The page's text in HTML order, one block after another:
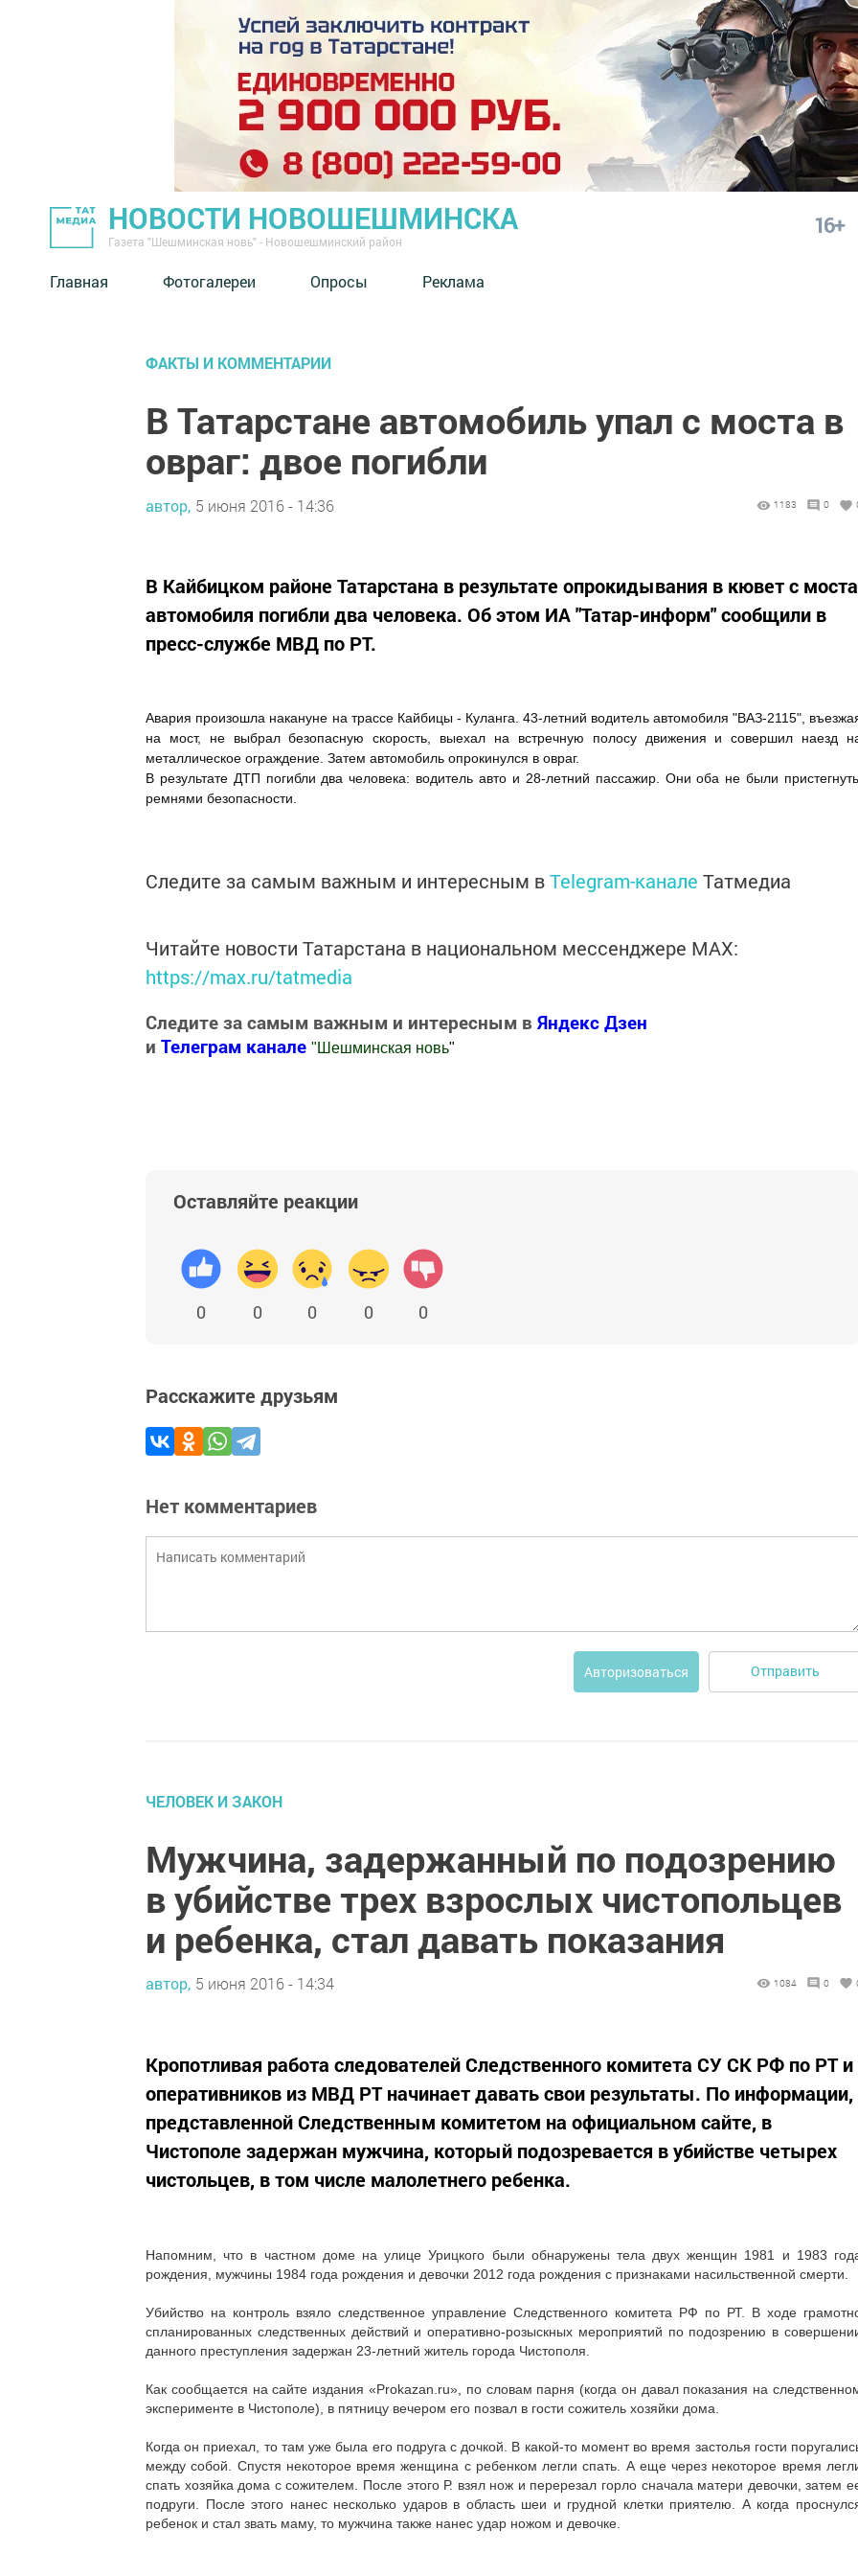
НОВОСТИ НОВОШЕШМИНСКА
Газета "Шешминская новь" - Новошешминский район
16+
Главная Фотогалереи Опросы Реклама
ФАКТЫ И КОММЕНТАРИИ
В Татарстане автомобиль упал с моста в
овраг: двое погибли
автор, 5 июня 2016 - 14:36 1183 0
В Кайбицком районе Татарстана в результате опрокидывания в кювет с моста
автомобиля погибли два человека. Об этом ИА "Татар-информ" сообщили в
пресс-службе МВД по РТ.
Авария произошла накануне на трассе Кайбицы - Куланга. 43-летний водитель автомобиля "ВАЗ-2115",
на мост, не выбрал безопасную скорость, выехал на встречную полосу движения и совершил наезд
металлическое ограждение. Затем автомобиль опрокинулся в овраг.
В результате ДТП погибли два человека: водитель авто и 28-летний пассажир. Они оба не были
ремнями безопасности.
Следите за самым важным и интересным вTelegram-канале Татмедиа
Читайте новости Татарстана в национальном мессенджере MАХ:
https://max.ru/tatmedia
Следите за самым важным и интересным в Яндекс Дзен
и Телеграм канале " Шешминская новь"
Оставляйте реакции
0 0 0 0 0
Расскажите друзьям
Нет комментариев
Авторизоваться Отправить
ЧЕЛОВЕК И ЗАКОН
Мужчина, задержанный по подозрению
в убийстве трех взрослых чистопольцев
и ребенка, стал давать показания
автор, 5 июня 2016 - 14:34 1084 0
Кропотливая работа следователей Следственного комитета СУ СК РФ по РТ и
оперативников из МВД РТ начинает давать свои результаты. По информации,
представленной Следственным комитетом на официальном сайте, в
Чистополе задержан мужчина, который подозревается в убийстве четырех
чистольцев, в том числе малолетнего ребенка.
Напомним, что в частном доме на улице Урицкого были обнаружены тела двух женщин 1981 и 1983
рождения, мужчины 1984 года рождения и девочки 2012 года рождения с признаками насильственной смерти.
Убийство на контроль взяло следственное управление Следственного комитета РФ по РТ. В ходе
спланированных следственных действий и оперативно-розыскных мероприятий по подозрению в
данного преступления задержан 23-летний житель города Чистополя.
Как сообщается на сайте издания «Prokazan.ru», по словам парня (когда он давал показания на
эксперименте в Чистополе), в пятницу вечером его позвал в гости сожитель хозяйки дома.
Когда он приехал, то там уже была его подруга с дочкой. В какой-то момент во время застолья гости
между собой. Спустя некоторое время женщина с ребенком легли спать. А еще через некоторое время
спать хозяйка дома с сожителем. После этого Р. взял нож и перерезал горло сначала матери девочки, затем
подруги. После этого нанес несколько ударов в область шеи и грудной клетки приятелю. А когда
ребенок и стал звать маму, то мужчина также нанес удар ножом и девочке.